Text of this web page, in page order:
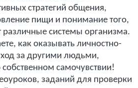
стратегий общения,
пищи и понимание того,
системы организма.
как оказывать личностно-
за другими людьми,
самочувствии!
заданий для проверки